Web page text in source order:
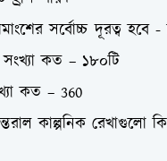
সর্বোচ্চ দূরত্ব হবে -
কত – ১৮০টি
কত – 360
কাল্পনিক রেখাগুলো